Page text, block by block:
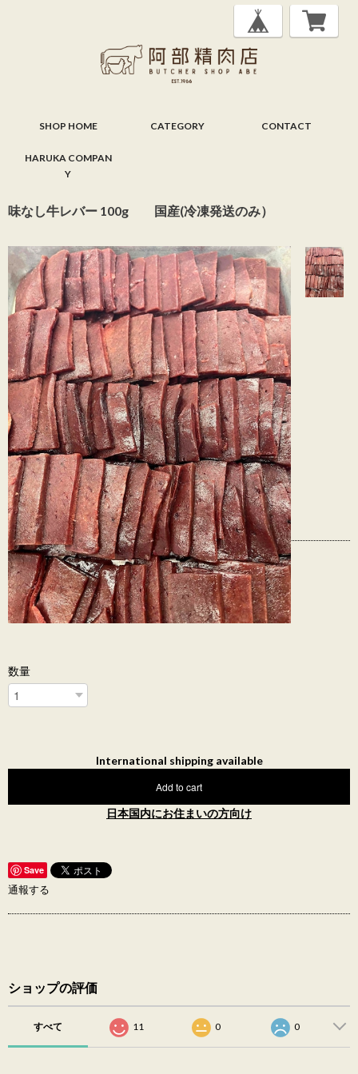
SHOP HOME CATEGORY CONTACT
HARUKA COMPAN
Y
味なし牛レバー 100g 国産(冷凍発送のみ）
¥430
100g
数量
International shipping available
Add to cart
日本国内にお住まいの方向け
Save
通報する
ショップの評価
すべて 11 0 0